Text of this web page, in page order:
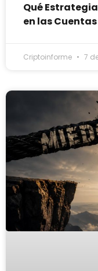
Qué
en las
Criptoinforme 7